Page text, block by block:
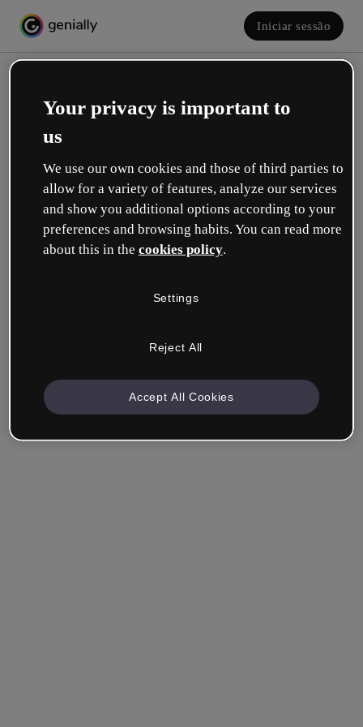
Iniciar sessão
Crie a sua conta! É grátis!
Qual descreve melhor a sua função?
Empresa & Profissionais
outra área.
Your privacy is important to
us
We use our own cookies and those of third parties to
allow for a variety of features, analyze our services
and show you additional options according to your
preferences and browsing habits. You can read more
about this in the cookies policy.
Settings
Reject All
Accept All Cookies